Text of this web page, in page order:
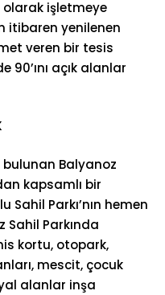
olarak işletmeye
itibaren yenilenen
veren bir tesis
90’ını açık alanlar
bulunan Balyanoz
kapsamlı bir
Sahil Parkı’nın hemen
Sahil Parkında
kortu, otopark,
mescit, çocuk
alanlar inşa